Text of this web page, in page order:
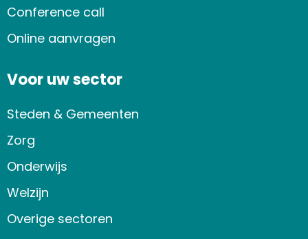
Conference call
Online aanvragen
Voor uw sector
Steden & Gemeenten
Zorg
Onderwijs
Welzijn
Overige sectoren